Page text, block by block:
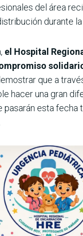
del área
durante
el Hospital
que a
hacer una gran
pasarán esta fecha